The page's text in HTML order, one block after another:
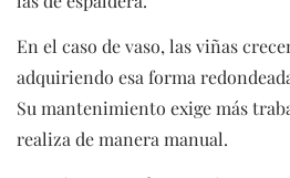
En el caso de vaso, las viñas
adquiriendo esa forma
Su mantenimiento exige más
realiza de manera manual.